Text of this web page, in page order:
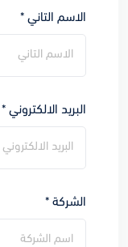
الاسم التاني *
البريد الالكتروني *
الشركة *